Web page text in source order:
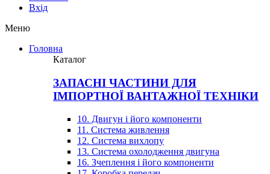
Вхiд
Меню
Головна
Каталог
ЗАПАСНІ ЧАСТИНИ ДЛЯ
ІМПОРТНОЇ ВАНТАЖНОЇ ТЕХНІКИ
10. Двигун і його компоненти
11. Система живлення
12. Система вихлопу
13. Система охолодження двигуна
16. Зчеплення і його компоненти